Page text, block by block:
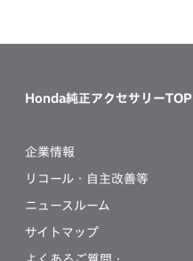
Honda純正アクセサリーTOP
企業情報
リコール・自主改善等
ニュースルーム
サイトマップ